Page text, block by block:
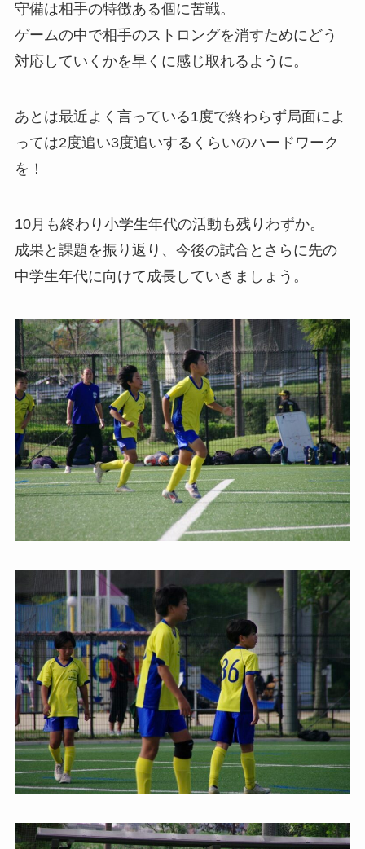
守備は相手の特徴ある個に苦戦。
ゲームの中で相手のストロングを消すためにどう
対応していくかを早くに感じ取れるように。
あとは最近よく言っている1度で終わらず局面によ
っては2度追い3度追いするくらいのハードワーク
を！
10月も終わり小学生年代の活動も残りわずか。
成果と課題を振り返り、今後の試合とさらに先の
中学生年代に向けて成長していきましょう。